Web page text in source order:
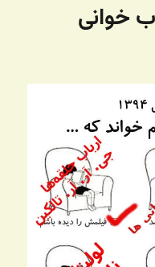
خوانی